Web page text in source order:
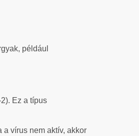
például
Ez a típus
a vírus nem aktív, akkor